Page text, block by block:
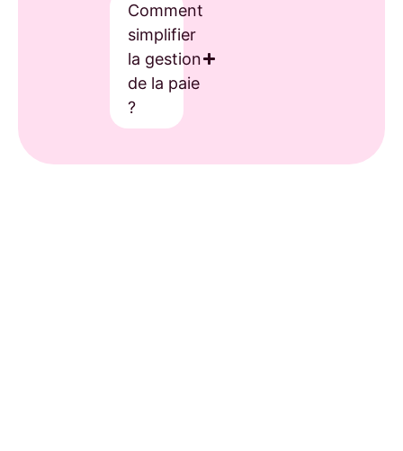
Comment
simplifier
la gestion
de la paie
?